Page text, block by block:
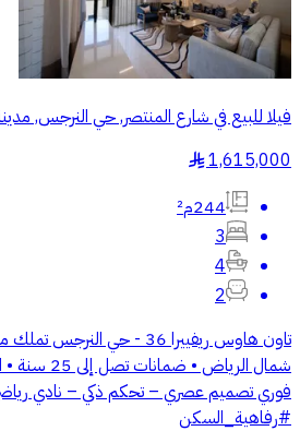
فيلا للبيع في شارع المنتصر, حي النرجس,
1,615,000
§
244م²
3
4
2
تاون هاوس ريفييرا 36 - حي
شمال الرياض •
فوري تصميم عصري – تحكم ذكي – نادي
#رفاهية_السكن